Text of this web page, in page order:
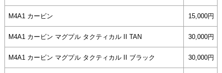
M4A1 カービン 15,000円
M4A1 カービン マグプル タクティカル II TAN 30,000円
M4A1 カービン マグプル タクティカル II ブラック 30,000円